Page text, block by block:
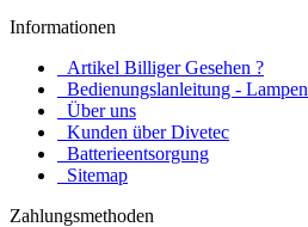
Informationen
Artikel Billiger Gesehen ?
Bedienungslanleitung - Lampen
Über uns
Kunden über Divetec
Batterieentsorgung
Sitemap
Zahlungsmethoden